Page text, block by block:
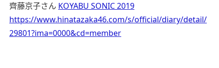
齊藤京子さん KOYABU SONIC 2019
https://www.hinatazaka46.com/s/official/diary/detail/
29801?ima=0000&cd=member